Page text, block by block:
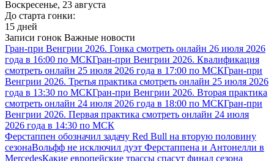
Воскресенье, 23 августа
До старта гонки:
15 дней
Записи гонок Важные новости
Гран-при Венгрии 2026. Гонка смотреть онлайн 26 июля 2026
года в 16:00 по МСКГран-при Венгрии 2026. Квалификация
смотреть онлайн 25 июля 2026 года в 17:00 по МСКГран-при
Венгрии 2026. Третья практика смотреть онлайн 25 июля 2026
года в 13:30 по МСКГран-при Венгрии 2026. Вторая практика
смотреть онлайн 24 июля 2026 года в 18:00 по МСКГран-при
Венгрии 2026. Первая практика смотреть онлайн 24 июля
2026 года в 14:30 по МСК
Ферстаппен обозначил задачу Red Bull на вторую половину
сезонаВольфф не исключил дуэт Ферстаппена и Антонелли в
MercedesКакие европейские трассы спасут финал сезона